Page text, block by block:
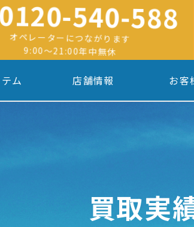
0120-540-588
オペレーターにつながります
9:00〜21:00年中無休
ム 店舗情報 お客
買取実